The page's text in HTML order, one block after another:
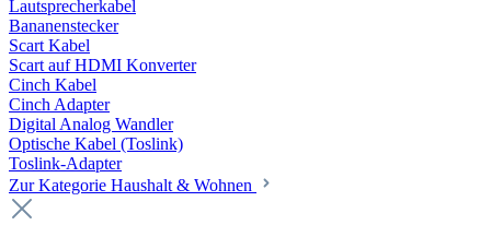
Lautsprecherkabel
Bananenstecker
Scart Kabel
Scart auf HDMI Konverter
Cinch Kabel
Cinch Adapter
Digital Analog Wandler
Optische Kabel (Toslink)
Toslink-Adapter
Zur Kategorie Haushalt & Wohnen